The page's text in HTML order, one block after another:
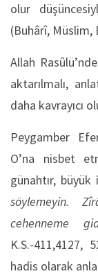
olur
(Buhârî, Müslim,
Allah
aktarılmalı,
daha kavrayıcı
Peygamber
O’na nisbet
günahtır, büyük
söylemeyin.
cehenneme
K.S.-411,4127,
hadis olarak